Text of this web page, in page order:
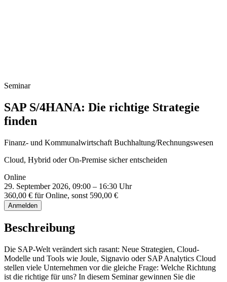
Seminar
SAP S/4HANA: Die richtige Strategie
finden
Finanz- und Kommunalwirtschaft Buchhaltung/Rechnungswesen
Cloud, Hybrid oder On-Premise sicher entscheiden
Online
29. September 2026, 09:00 – 16:30 Uhr
360,00 € für Online, sonst 590,00 €
Anmelden
Beschreibung
Die SAP-Welt verändert sich rasant: Neue Strategien, Cloud-
Modelle und Tools wie Joule, Signavio oder SAP Analytics Cloud
stellen viele Unternehmen vor die gleiche Frage: Welche Richtung
ist die richtige für uns? In diesem Seminar gewinnen Sie die